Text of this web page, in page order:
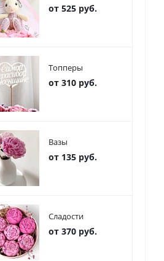
от 525 руб.
Топперы
от 310 руб.
Вазы
от 135 руб.
Сладости
от 370 руб.